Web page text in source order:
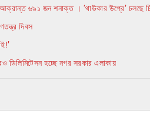
৬৯১ জন শনাক্ত । ‘থাউকার উপ্রে’ চলছে
দিবস
ডিলিমিটেসন হচ্ছে নগর সরকার এলাকায়